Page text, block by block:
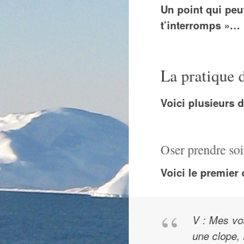
Un point qui
t’interromps »…
La pratique
Voici plusieurs
Oser prendre
Voici le premier
V : Mes
une